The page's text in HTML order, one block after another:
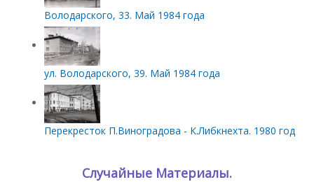
Володарского, 33. Май 1984 года
ул. Володарского, 39. Май 1984 года
Перекресток П.Виноградова - К.Либкнехта. 1980 год
Случайные Материалы.